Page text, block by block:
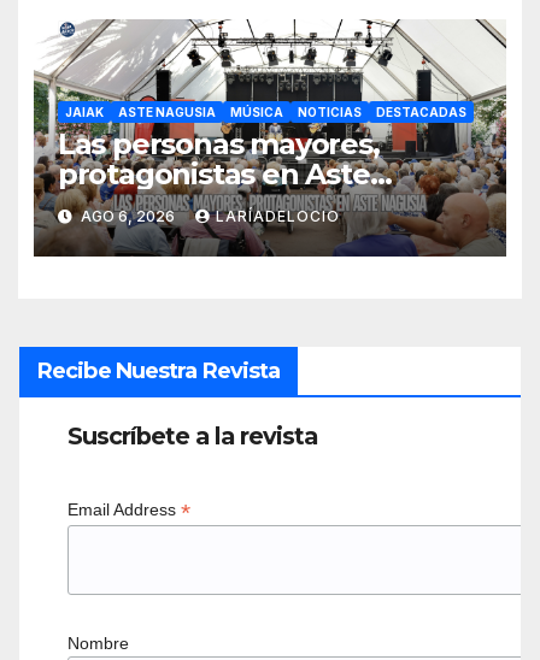
JAIAK ASTE NAGUSIA MÚSICA NOTICIAS DESTACADAS
Las personas mayores,
protagonistas en Aste
Nagusia con actividades
especiales y un día dedicado
a ellas
AGO 6, 2026 LARÍADELOCIO
Recibe Nuestra Revista
Suscríbete a la revista
Email Address *
Nombre